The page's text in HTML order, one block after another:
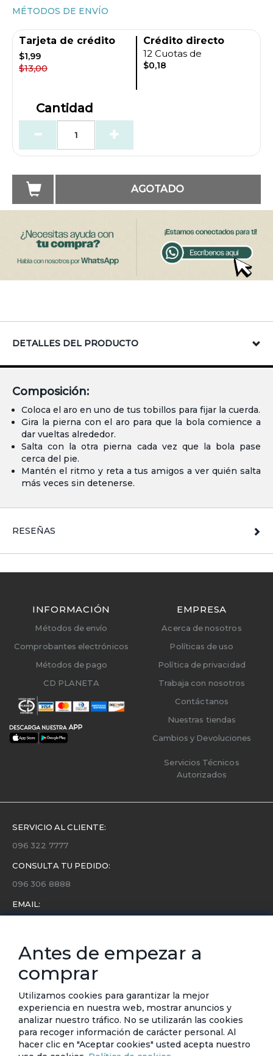
MÉTODOS DE ENVÍO
Tarjeta de crédito
$1,99
$13,00
Crédito directo
12 Cuotas de
$0,18
Cantidad
AGOTADO
DETALLES DEL PRODUCTO
Composición:
Coloca el aro en uno de tus tobillos para fijar la cuerda.
Gira la pierna con el aro para que la bola comience a
dar vueltas alrededor.
Salta con la otra pierna cada vez que la bola pase
cerca del pie.
Mantén el ritmo y reta a tus amigos a ver quién salta
más veces sin detenerse.
RESEÑAS
INFORMACIÓN
Métodos de envío
Comprobantes electrónicos
Métodos de pago
CD PLANETA
EMPRESA
Acerca de nosotros
Políticas de uso
Política de privacidad
Trabaja con nosotros
Contáctanos
Nuestras tiendas
Cambios y Devoluciones
Servicios Técnicos
Autorizados
SERVICIO AL CLIENTE:
096 322 7777
CONSULTA TU PEDIDO:
096 306 8888
EMAIL:
Conoce toda la información sobre últimas colecciones,
eventos y ofertas.
Subscríbete a nuestro newsletter
SUSCRIBIRSE
Antes de empezar a
comprar
Utilizamos cookies para garantizar la mejor
experiencia en nuestra web, mostrar anuncios y
analizar nuestro tráfico. No se utilizarán las cookies
para recoger información de carácter personal. Al
hacer clic en "Aceptar cookies" usted acepta nuestro